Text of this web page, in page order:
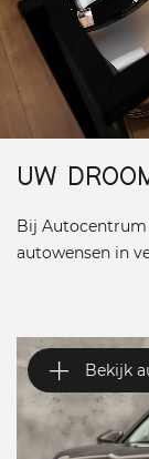
UW
Bij
autowensen in
Bekijk